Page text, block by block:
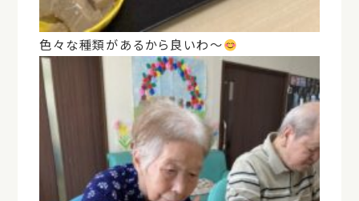
色々な種類があるから良いわ〜